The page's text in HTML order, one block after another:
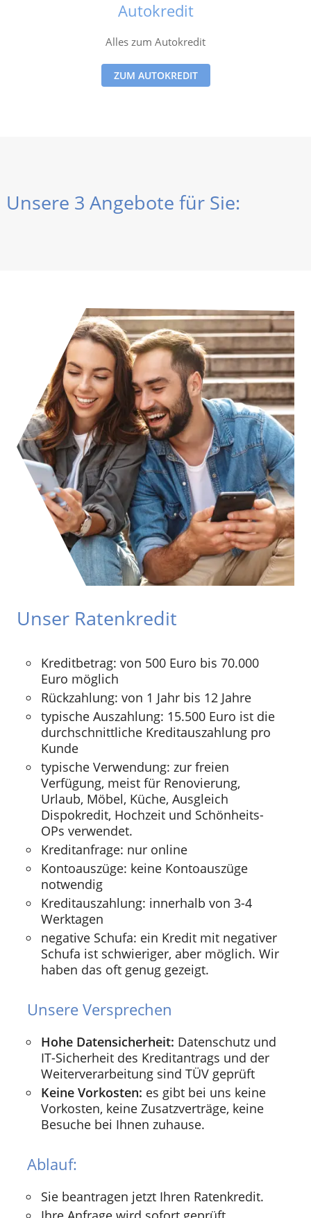
Autokredit
Alles zum Autokredit
ZUM AUTOKREDIT
Unsere 3 Angebote für Sie:
Unser Ratenkredit
Kreditbetrag: von 500 Euro bis 70.000
Euro möglich
Rückzahlung: von 1 Jahr bis 12 Jahre
typische Auszahlung: 15.500 Euro ist die
durchschnittliche Kreditauszahlung pro
Kunde
typische Verwendung: zur freien
Verfügung, meist für Renovierung,
Urlaub, Möbel, Küche, Ausgleich
Dispokredit, Hochzeit und Schönheits-
OPs verwendet.
Kreditanfrage: nur online
Kontoauszüge: keine Kontoauszüge
notwendig
Kreditauszahlung: innerhalb von 3-4
Werktagen
negative Schufa: ein Kredit mit negativer
Schufa ist schwieriger, aber möglich. Wir
haben das oft genug gezeigt.
Unsere Versprechen
Hohe Datensicherheit: Datenschutz und
IT-Sicherheit des Kreditantrags und der
Weiterverarbeitung sind TÜV geprüft
Keine Vorkosten: es gibt bei uns keine
Vorkosten, keine Zusatzverträge, keine
Besuche bei Ihnen zuhause.
Ablauf:
Sie beantragen jetzt Ihren Ratenkredit.